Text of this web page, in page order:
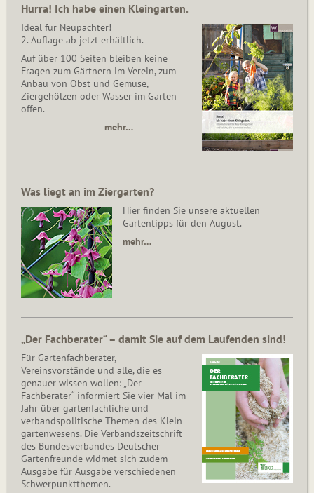
Hurra! Ich habe einen Kleingarten.
Ideal für Neupächter!
2. Auflage ab jetzt erhältlich.
Auf über 100 Seiten bleiben keine
Fragen zum Gärtnern im Verein, zum
Anbau von Obst und Gemüse,
Ziergehölzen oder Wasser im Garten
offen.
mehr…
Was liegt an im Ziergarten?
Hier finden Sie unsere aktuellen
Gartentipps für den August.
mehr…
„Der Fachberater“ – damit Sie auf dem Laufenden sind!
Für Gartenfachberater,
Vereinsvorstände und alle, die es
genauer wissen wollen: „Der
Fachberater“ informiert Sie vier Mal im
Jahr über gartenfachliche und
verbandspolitische Themen des Klein­
gar­ten­wesens. Die Ver­bands­zeit­schrift
des Bun­des­ver­ban­des Deutscher
Gartenfreunde widmet sich zudem
Ausgabe für Ausgabe verschiedenen
Schwer­punkt­the­men.